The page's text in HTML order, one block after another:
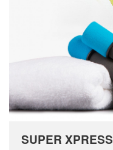
SUPER XPRESS